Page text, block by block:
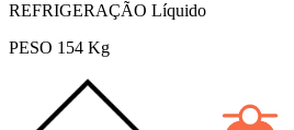
REFRIGERAÇÃO Líquido
PESO 154 Kg